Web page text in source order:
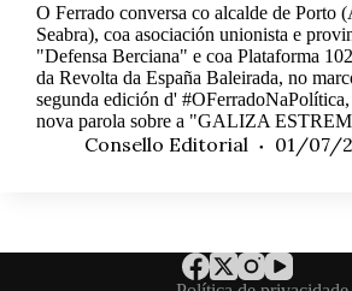
O Ferrado conversa co alcalde de Porto
Seabra), coa asociación unionista e
"Defensa Berciana" e coa Plataforma
da Revolta da España Baleirada, no
segunda edición d' #OFerradoNaPolítica,
nova parola sobre a "GALIZA
Consello Editorial 01/07/